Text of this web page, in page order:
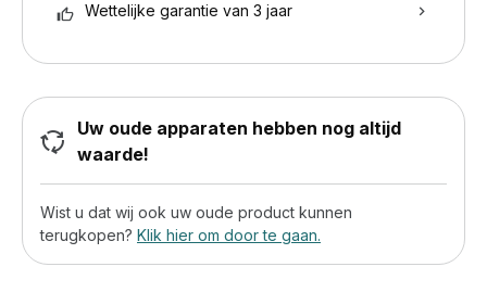
Wettelijke garantie van 3 jaar
Uw oude apparaten hebben nog altijd
waarde!
Wist u dat wij ook uw oude product kunnen
terugkopen? Klik hier om door te gaan.